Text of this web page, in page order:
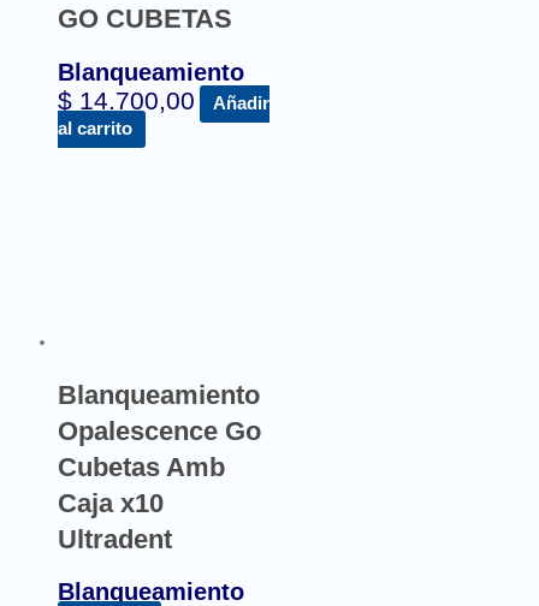
GO CUBETAS
Blanqueamiento
$ 14.700,00
Añadir
al carrito
Blanqueamiento
Opalescence Go
Cubetas Amb
Caja x10
Ultradent
Blanqueamiento